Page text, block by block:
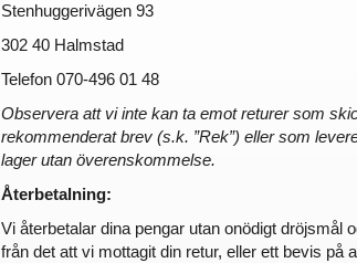
Stenhuggerivägen 93
302 40 Halmstad
Telefon 070-496 01 48
Observera att vi inte kan ta emot returer som
rekommenderat brev (s.k. ”Rek”) eller som
lager utan överenskommelse.
Återbetalning:
Vi återbetalar dina pengar utan onödigt dröjsmål
från det att vi mottagit din retur, eller ett bevis på